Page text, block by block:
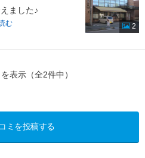
ました♪
む
2
表示（全2件中）
ミを投稿する